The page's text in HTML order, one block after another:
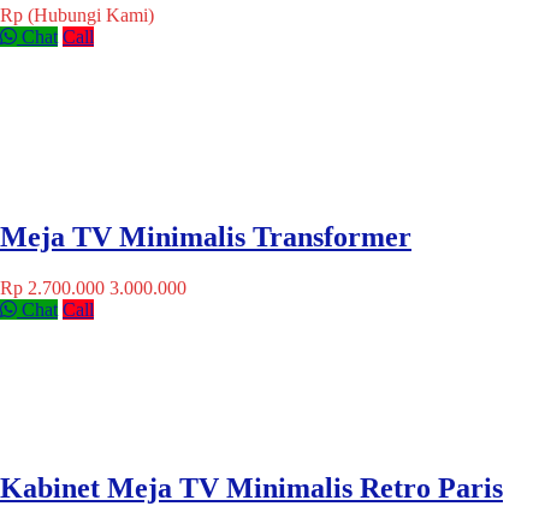
Rp (Hubungi Kami)
Chat Call
Meja TV Minimalis Transformer
Rp 2.700.000 3.000.000
Chat Call
Kabinet Meja TV Minimalis Retro Paris